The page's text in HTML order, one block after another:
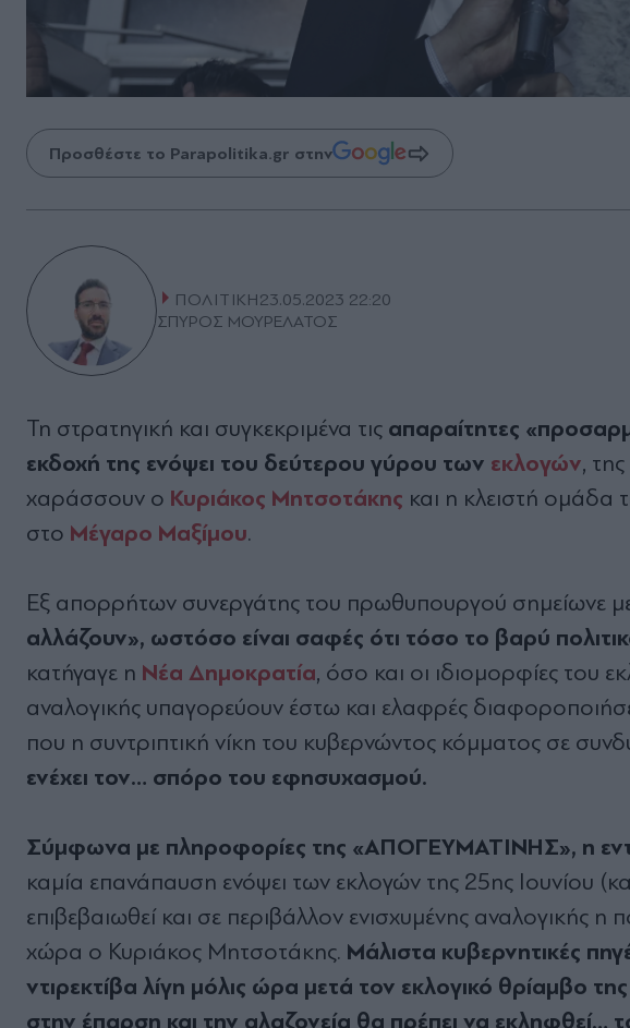
Προσθέστε το Parapolitika.gr στην
ΠΟΛΙΤΙΚΗ23.05.2023 22:20
ΣΠΥΡΟΣ ΜΟΥΡΕΛΑΤΟΣ
Τη στρατηγική και συγκεκριμένα τις απαραίτητες
εκδοχή της ενόψει του δεύτερου γύρου των εκλογών,
χαράσσουν ο Κυριάκος Μητσοτάκης και η κλειστή ομάδα
στο Μέγαρο Μαξίμου.
Εξ απορρήτων συνεργάτης του πρωθυπουργού σημείωνε
αλλάζουν», ωστόσο είναι σαφές ότι τόσο το βαρύ
κατήγαγε η Νέα Δημοκρατία, όσο και οι ιδιομορφίες του
αναλογικής υπαγορεύουν έστω και ελαφρές
που η συντριπτική νίκη του κυβερνώντος κόμματος σε
ενέχει τον… σπόρο του εφησυχασμού.
Σύμφωνα με πληροφορίες της «ΑΠΟΓΕΥΜΑΤΙΝΗΣ», η
καμία επανάπαυση ενόψει των εκλογών της 25ης Ιουνίου
επιβεβαιωθεί και σε περιβάλλον ενισχυμένης αναλογικής η
χώρα ο Κυριάκος Μητσοτάκης. Μάλιστα κυβερνητικές
ντιρεκτίβα λίγη μόλις ώρα μετά τον εκλογικό θρίαμβο
στην έπαρση και την αλαζονεία θα πρέπει να εκληφθεί…